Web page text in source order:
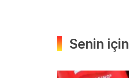
Senin için